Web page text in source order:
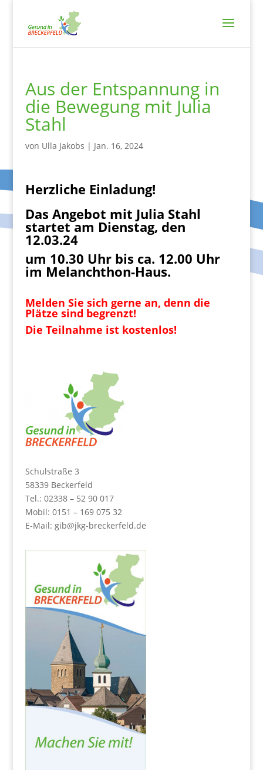
Aus der Entspannung in
die Bewegung mit Julia
Stahl
von Ulla Jakobs | Jan. 16, 2024
Herzliche Einladung!
Das Angebot mit Julia Stahl
startet am Dienstag, den
12.03.24
um 10.30 Uhr bis ca. 12.00 Uhr
im Melanchthon-Haus.
Melden Sie sich gerne an, denn die
Plätze sind begrenzt!
Die Teilnahme ist kostenlos!
Schulstraße 3
58339 Beckerfeld
Tel.: 02338 – 52 90 017
Mobil: 0151 – 169 075 32
E-Mail: gib@jkg-breckerfeld.de